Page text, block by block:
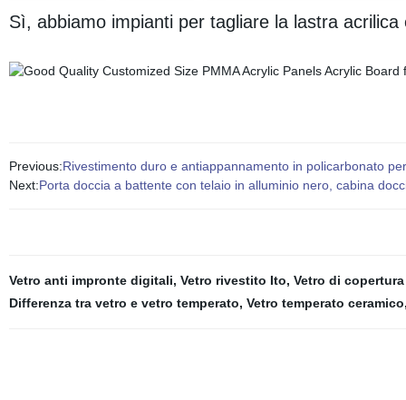
Sì, abbiamo impianti per tagliare la lastra
Previous:Rivestimento duro e antiappannamento in policarbonato
Next:Porta doccia a battente con telaio in alluminio nero, cabina
Vetro anti impronte digitali, Vetro rivestito Ito, Vetro di
Differenza tra vetro e vetro temperato, Vetro temperato ceramico